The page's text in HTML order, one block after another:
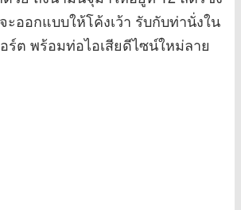
ออกแบบให้โค้งเว้า รับกับท่านั่งใน
ร์ต พร้อมท่อไอเสียดีไซน์ใหม่ลาย